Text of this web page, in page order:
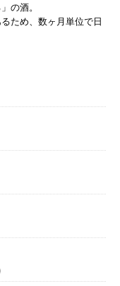
の酒。
ため、数ヶ月単位で日